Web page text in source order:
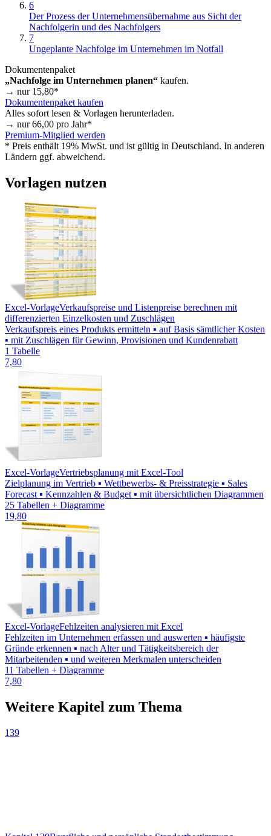
6
Der Prozess der Unternehmensübernahme aus Sicht der
Nachfolgerin und des Nachfolgers
7
Ungeplante Nachfolge im Unternehmen im Notfall
Dokumentenpaket
„Nachfolge im Unternehmen planen“ kaufen.
→ nur 15,80*
Dokumentenpaket kaufen
Alles sofort lesen & Vorlagen herunterladen.
→ nur66,00 pro Jahr*
Premium-Mitglied werden
* Preis enthält 19% MwSt. und ist gültig in Deutschland. In anderen
Ländern ggf. abweichend.
Vorlagen nutzen
Excel-VorlageVerkaufspreise und Listenpreise berechnen mit
differenzierten Einzelkosten und Zuschlägen
Verkaufspreis eines Produkts ermitteln ▪ auf Basis sämtlicher Kosten
▪ mit Zuschlägen für Gewinn, Provisionen und Kundenrabatt
1 Tabelle
7,80
Excel-VorlageVertriebsplanung mit Excel-Tool
Zielplanung im Vertrieb ▪ Wettbewerbs- & Preisstrategie ▪ Sales
Forecast ▪ Kennzahlen & Budget ▪ mit übersichtlichen Diagrammen
25 Tabellen + Diagramme
19,80
Excel-VorlageFehlzeiten analysieren mit Excel
Fehlzeiten im Unternehmen erfassen und auswerten ▪ häufigste
Gründe erkennen ▪ nach Alter und Tätigkeitsbereich der
Mitarbeitenden ▪ und weiteren Merkmalen unterscheiden
11 Tabellen + Diagramme
7,80
Weitere Kapitel zum Thema
139